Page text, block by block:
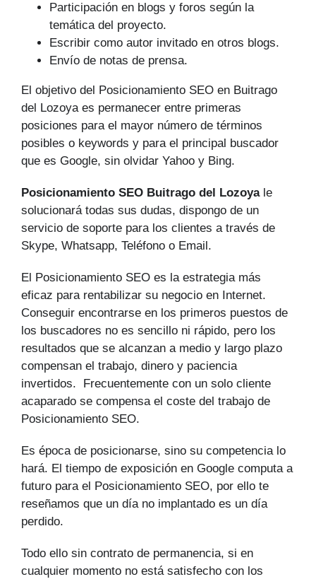
Participación en blogs y foros según la
temática del proyecto.
Escribir como autor invitado en otros blogs.
Envío de notas de prensa.
El objetivo del Posicionamiento SEO en Buitrago
del Lozoya es permanecer entre primeras
posiciones para el mayor número de tér­minos
posibles o keywords y para el principal buscador
que es Google, sin olvidar Yahoo y Bing.
Posicionamiento SEO Buitrago del Lozoyale
solucionará todas sus dudas, dispongo de un
servicio de soporte para los clientes a través de
Skype, Whatsapp, Teléfono o Email.
El Posicionamiento SEO es la estrategia más
eficaz para rentabilizar su negocio en Internet.
Conseguir encontrarse en los primeros puestos de
los buscadores no es sencillo ni rápido, pero los
resultados que se alcanzan a medio y largo plazo
compensan el trabajo, dinero y paciencia
invertidos. Frecuentemente con un solo cliente
acaparado se compensa el coste del trabajo de
Posicionamiento SEO.
Es época de posicionarse, sino su competencia lo
hará. El tiempo de exposición en Google computa a
futuro para el Posicionamiento SEO, por ello te
reseñamos que un día no implantado es un día
perdido.
Todo ello sin contrato de permanencia, si en
cualquier momento no está satisfecho con los